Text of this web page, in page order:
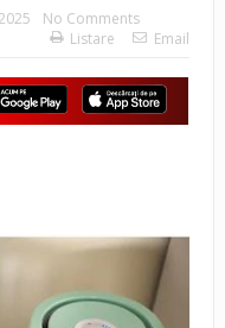
No Comments
Listare
Email